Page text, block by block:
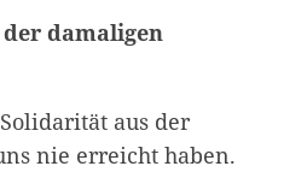
damaligen
aus der
nie erreicht haben.